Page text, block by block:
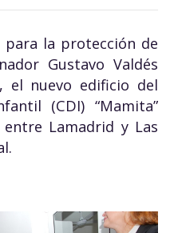
la protección de
Gustavo Valdés
el nuevo edificio del
(CDI) “Mamita”
Lamadrid y Las